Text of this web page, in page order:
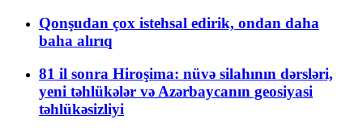
Qonşudan çox istehsal edirik, ondan daha
baha alırıq
81 il sonra Hiroşima: nüvə silahının dərsləri,
yeni təhlükələr və Azərbaycanın geosiyasi
təhlükəsizliyi